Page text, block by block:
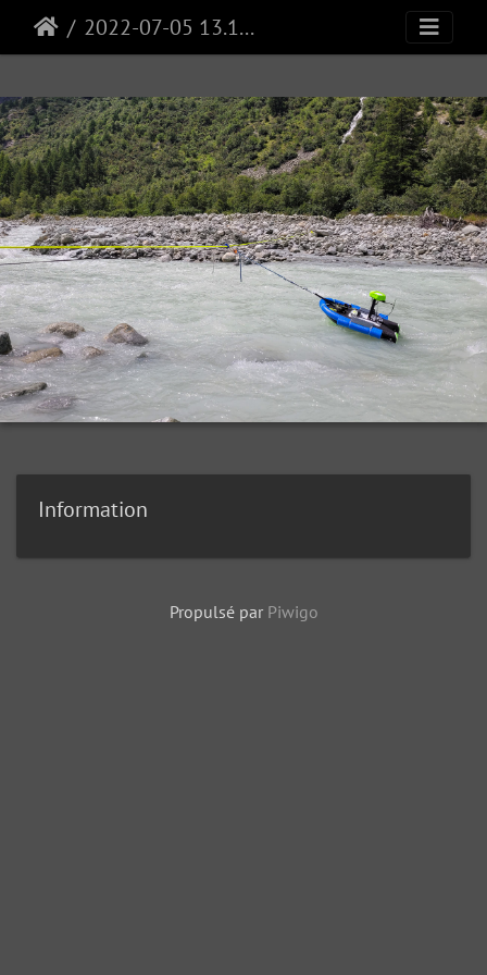
2022-07-05 13.12.46
Information
Propulsé par Piwigo